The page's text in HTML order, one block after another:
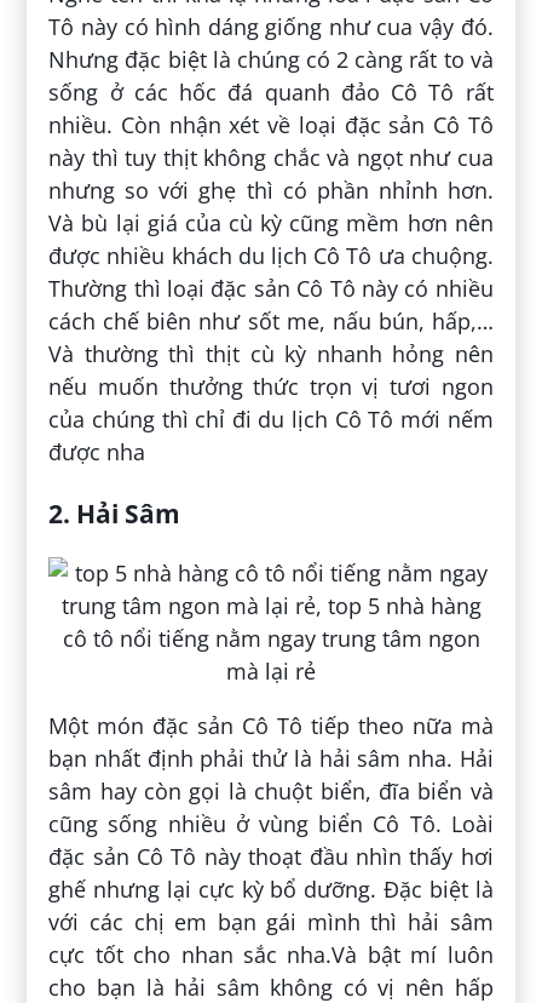
Tô này có hình dáng giống như cua vậy đó.
Nhưng đặc biệt là chúng có 2 càng rất to và
sống ở các hốc đá quanh đảo Cô Tô rất
nhiều. Còn nhận xét về loại đặc sản Cô Tô
này thì tuy thịt không chắc và ngọt như cua
nhưng so với ghẹ thì có phần nhỉnh hơn.
Và bù lại giá của cù kỳ cũng mềm hơn nên
được nhiều khách du lịch Cô Tô ưa chuộng.
Thường thì loại đặc sản Cô Tô này có nhiều
cách chế biên như sốt me, nấu bún, hấp,…
Và thường thì thịt cù kỳ nhanh hỏng nên
nếu muốn thưởng thức trọn vị tươi ngon
của chúng thì chỉ đi du lịch Cô Tô mới nếm
được nha
2. Hải Sâm
Một món đặc sản Cô Tô tiếp theo nữa mà
bạn nhất định phải thử là hải sâm nha. Hải
sâm hay còn gọi là chuột biển, đĩa biển và
cũng sống nhiều ở vùng biển Cô Tô. Loài
đặc sản Cô Tô này thoạt đầu nhìn thấy hơi
ghế nhưng lại cực kỳ bổ dưỡng. Đặc biệt là
với các chị em bạn gái mình thì hải sâm
cực tốt cho nhan sắc nha.Và bật mí luôn
cho bạn là hải sâm không có vị nên hấp